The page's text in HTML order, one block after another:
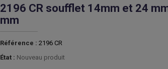
2196 CR soufflet 14mm et 24
mm
Référence : 2196 CR
État : Nouveau produit